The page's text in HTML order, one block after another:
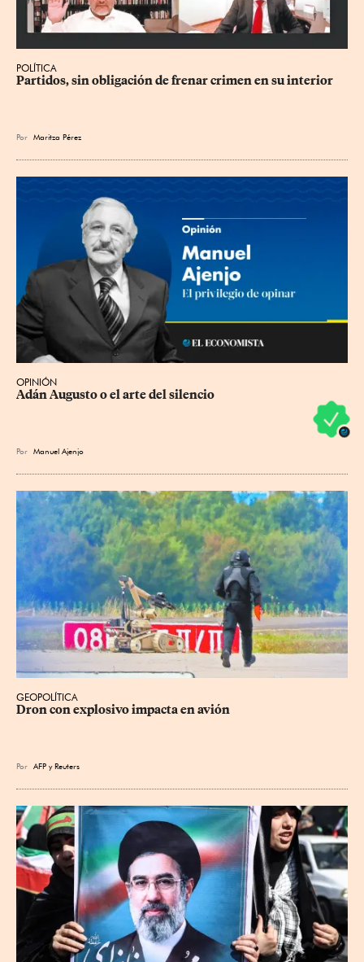
POLÍTICA
Partidos, sin obligación de frenar crimen en su interior
Por Maritza Pérez
OPINIÓN
Adán Augusto o el arte del silencio
Por Manuel Ajenjo
GEOPOLÍTICA
Dron con explosivo impacta en avión
Por AFP yReuters